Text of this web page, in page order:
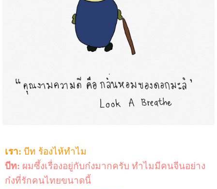
เรา: บีท ร้องไห้ทำไม
บีท: ผมซึ้งเรื่องอยู่กับก๋งมากครับ ทำไมมีคนจีนอย่าง
ก๋งที่รักคนไทยขนาดนี้